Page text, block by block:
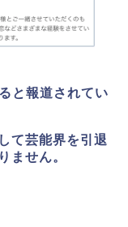
と報道されてい
て芸能界を引退
ません。